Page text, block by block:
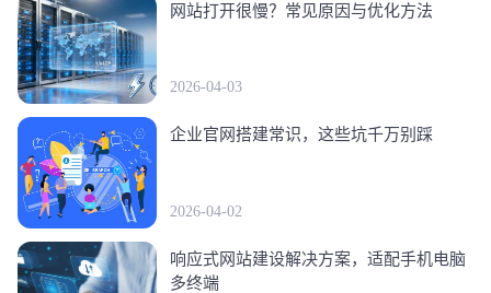
网站打开很慢？常见原因与优化方法
2026-04-03
企业官网搭建常识，这些坑千万别踩
2026-04-02
响应式网站建设解决方案，适配手机电脑
多终端